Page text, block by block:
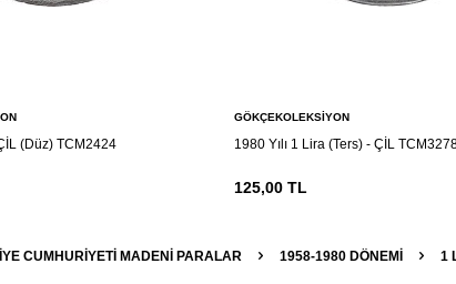
(Düz) TCM2424
GÖKÇEKOLEKSIYON
1980 Yılı 1 Lira (Ters) - ÇİL
125,00 TL
CUMHURIYETI MADENI PARALAR 1958-1980 DÖNEMI 1